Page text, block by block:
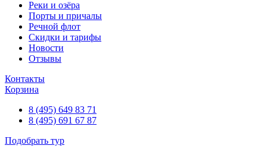
Реки и озёра
Порты и причалы
Речной флот
Скидки и тарифы
Новости
Отзывы
Контакты
Корзина
8 (495) 649 83 71
8 (495) 691 67 87
Подобрать тур